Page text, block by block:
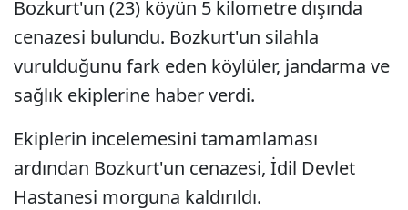
Bozkurt'un (23) köyün 5 kilometre dışında
cenazesi bulundu. Bozkurt'un silahla
vurulduğunu fark eden köylüler, jandarma ve
sağlık ekiplerine haber verdi.
Ekiplerin incelemesini tamamlaması
ardından Bozkurt'un cenazesi, İdil Devlet
Hastanesi morguna kaldırıldı.